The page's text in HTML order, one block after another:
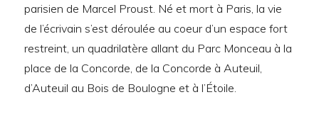
parisien de Marcel Proust. Né et mort à Paris, la vie
de l’écrivain s’est déroulée au coeur d’un espace fort
restreint, un quadrilatère allant du Parc Monceau à la
place de la Concorde, de la Concorde à Auteuil,
d’Auteuil au Bois de Boulogne et à l’Étoile.